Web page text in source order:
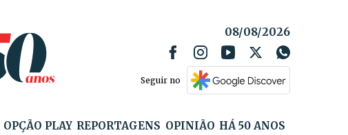
08/08/2026
Seguir no
OPÇÃO PLAY REPORTAGENS OPINIÃO HÁ 50 ANOS